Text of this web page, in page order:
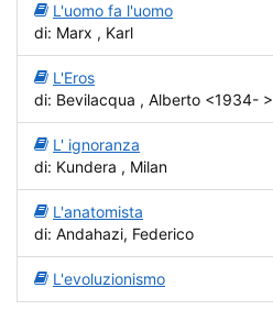
L'uomo fa l'uomo
di: Marx , Karl
L'Eros
di: Bevilacqua , Alberto <1934- >
L' ignoranza
di: Kundera , Milan
L'anatomista
di: Andahazi, Federico
L'evoluzionismo